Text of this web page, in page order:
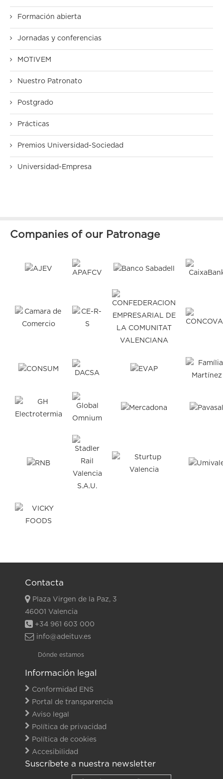
Formación abierta
Jornadas y conferencias
MOTIVEM
Nuestro Patronato
Postgrado
Prácticas
Premios Universidad-Sociedad
Universidad-Empresa
Companies of our Patronage
Contacta
Plaza Virgen de la Paz, 3
46001 Valencia
+34 961 603 000
info@adeituv.es
Dónde estamos
Información legal
Conformidad ENS
Portal de transparencia
Aviso legal
Política de privacidad
Política de cookies
Accesibilidad
Suscríbete a nuestra newsletter